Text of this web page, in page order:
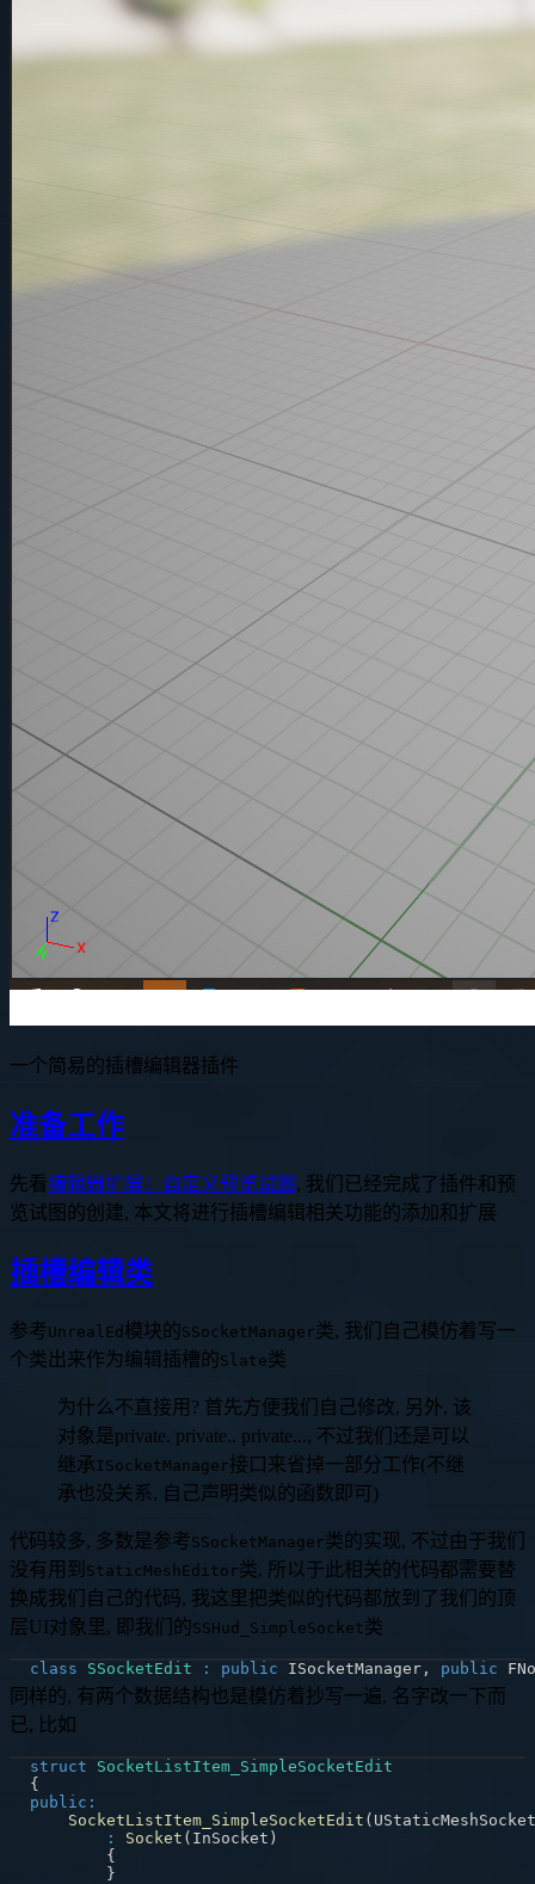
一个简易的插槽编辑器插件
准备工作
先看编辑器扩展：自定义预览试图 , 我们已经完成了插件和预
览试图的创建, 本文将进行插槽编辑相关功能的添加和扩展
插槽编辑类
参考UnrealEd 模块的SSocketManager类, 我们自己模仿着写一
个类出来作为编辑插槽的Slate类
为什么不直接用? 首先方便我们自己修改, 另外, 该
对象是private. private.. private..., 不过我们还是可以
继承ISocketManager接口来省掉一部分工作(不继
承也没关系, 自己声明类似的函数即可)
代码较多, 多数是参考SSocketManager类的实现, 不过由于我们
没有用到 StaticMeshEditor类, 所以于此相关的代码都需要替
换成我们自己的代码, 我这里把类似的代码都放到了我们的顶
层UI对象里, 即我们的SSHud_SimpleSocket类
class SSocketEdit : public ISocketManager , public
同样的, 有两个数据结构也是模仿着抄写一遍, 名字改一下而
已, 比如
struct
SocketListItem_SimpleSocketEdit
{
public :
SocketListItem_SimpleSocketEdit ( UStaticMeshSocket
:
Socket ( InSocket )
{
}